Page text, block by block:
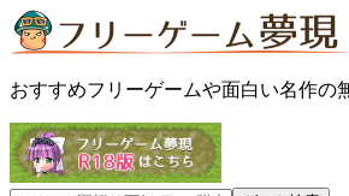
おすすめフリーゲームや面白い名作の